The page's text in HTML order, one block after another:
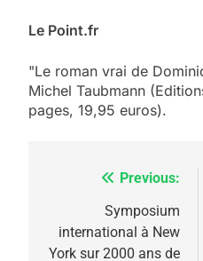
Le Point.fr
"Le roman vrai de
Michel Taubmann
pages, 19,95 euros).
Navigation
l’article
Previous:
Symposium
international à New
York sur 2000 ans de